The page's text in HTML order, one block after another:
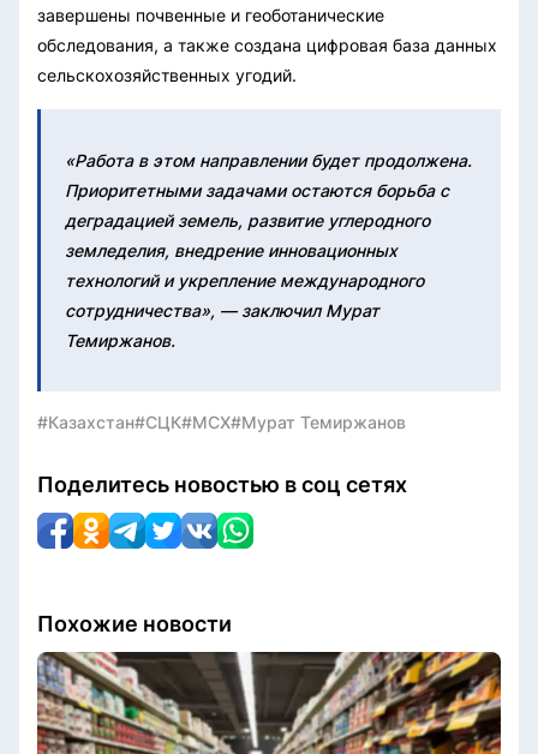
завершены почвенные и геоботанические
обследования, а также создана цифровая база данных
сельскохозяйственных угодий.
«Работа в этом направлении будет продолжена.
Приоритетными задачами остаются борьба с
деградацией земель, развитие углеродного
земледелия, внедрение инновационных
технологий и укрепление международного
сотрудничества», — заключил Мурат
Темиржанов.
#Казахстан#СЦК#МСХ#Мурат Темиржанов
Поделитесь новостью в соц сетях
Похожие новости